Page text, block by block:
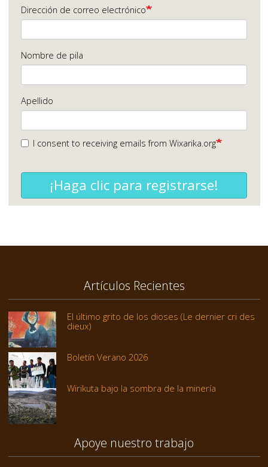
Dirección de correo electrónico
Nombre de pila
Apellido
I consent to receiving emails from Wixarika.org
¡Haga clic para registrarse!
Artículos Recientes
El último grito de los dioses (Le dernier cri des
dieux)
Boletín Verano 2026
Wirikuta bajo la sombra de la minería
Apoye nuestro trabajo